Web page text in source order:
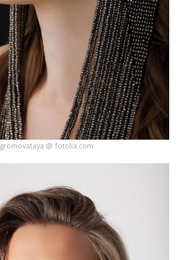
gromovataya @ fotolia.com